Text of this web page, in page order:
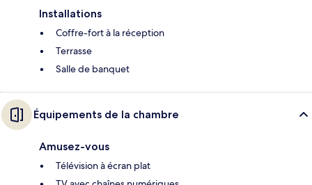
Installations
Coffre-fort à la réception
Terrasse
Salle de banquet
Équipements de la chambre
Amusez-vous
Télévision à écran plat